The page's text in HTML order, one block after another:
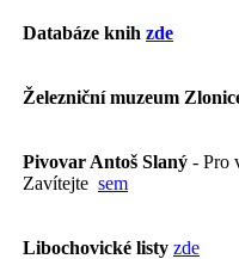
Databáze knih zde
Železniční muzeum
Pivovar Antoš Slaný - Pro
Zavítejte sem
Libochovické listy zde